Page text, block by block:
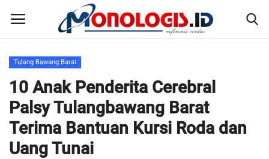
Home
Kontak
Disclaimer
Tulang Bawang Barat
10 Anak Penderita Cerebral
Palsy Tulangbawang Barat
Terima Bantuan Kursi Roda dan
Uang Tunai